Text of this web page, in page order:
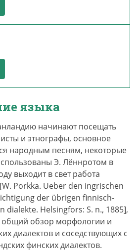
языка
начинают посещать
и этнографы, основное
народным песням, некоторые
Э. Лённротом в
выходит в свет работа
Porkka. Ueber den ingrischen
der übrigen finnisch-
dialekte. Helsingfors: S. n., 1885],
общий обзор морфологии и
диалектов и соседствующих с
финских диалектов.